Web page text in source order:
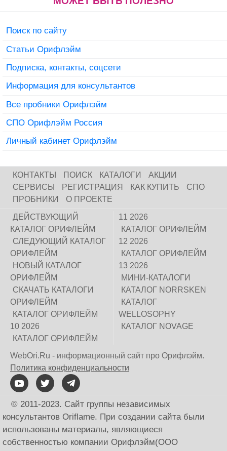
Поиск по сайту
Статьи Орифлэйм
Подписка, контакты, соцсети
Информация для консультантов
Все пробники Орифлэйм
СПО Орифлэйм Россия
Личный кабинет Орифлэйм
КОНТАКТЫ ПОИСК КАТАЛОГИ
АКЦИИ
СЕРВИСЫ
РЕГИСТРАЦИЯ КАК КУПИТЬ
СПО
ПРОБНИКИ
О ПРОЕКТЕ
ДЕЙСТВУЮЩИЙ
КАТАЛОГ ОРИФЛЕЙМ
СЛЕДУЮЩИЙ КАТАЛОГ
ОРИФЛЕЙМ
НОВЫЙ КАТАЛОГ
ОРИФЛЕЙМ
СКАЧАТЬ КАТАЛОГИ
ОРИФЛЕЙМ
КАТАЛОГ ОРИФЛЕЙМ
10 2026
КАТАЛОГ ОРИФЛЕЙМ
11 2026
КАТАЛОГ ОРИФЛЕЙМ
12 2026
КАТАЛОГ ОРИФЛЕЙМ
13 2026
МИНИ-КАТАЛОГИ
КАТАЛОГ NORRSKEN
КАТАЛОГ
WELLOSOPHY
КАТАЛОГ NOVAGE
WebOri.Ru - информационный сайт про Орифлэйм.
Политика конфиденциальности
© 2011-2023. Сайт группы независимых
консультантов Oriflame. При создании сайта были
использованы материалы, являющиеся
собственностью компании Орифлэйм(ООО